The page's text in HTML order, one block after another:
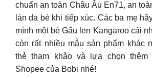
chuẩn an toàn Châu Âu En71, an
làn da bé khi tiếp xúc. ️️Các ba mẹ
mình một bé Gấu len Kangaroo cái
còn rất nhiều mẫu sản phẩm khác
thẻ tham khảo và lựa chọn thêm
Shopee của Bobi nhé!